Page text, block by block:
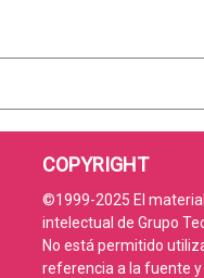
COPYRIGHT
©1999-2025 El material
intelectual de Grupo
No está permitido
referencia a la fuente